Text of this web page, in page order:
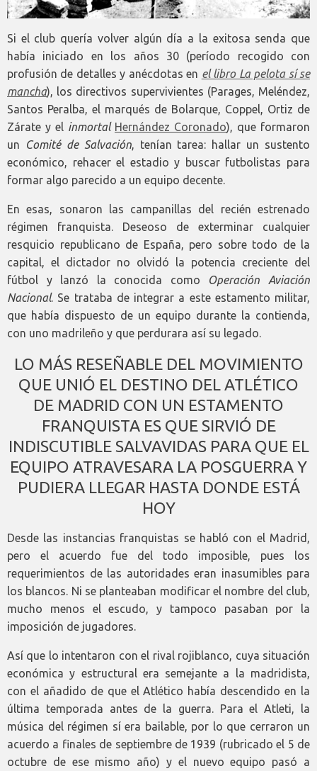
Si el club quería volver algún día a la exitosa senda que
había iniciado en los años 30 (período recogido con
profusión de detalles y anécdotas en el libro La pelota sí se
mancha), los directivos supervivientes (Parages, Meléndez,
Santos Peralba, el marqués de Bolarque, Coppel, Ortiz de
Zárate y el inmortal Hernández Coronado), que formaron
un
Comité de Salvación, tenían tarea: hallar un sustento
económico, rehacer el estadio y buscar futbolistas para
formar algo parecido a un equipo decente.
En esas, sonaron las campanillas del recién estrenado
régimen franquista. Deseoso de exterminar cualquier
resquicio republicano de España, pero sobre todo de la
capital, el dictador no olvidó la potencia creciente del
fútbol y lanzó la conocida como Operación Aviación
Nacional. Se trataba de integrar a este estamento militar,
que había dispuesto de un equipo durante la contienda,
con uno madrileño y que perdurara así su legado.
LO MÁS RESEÑABLE DEL MOVIMIENTO
QUE UNIÓ EL DESTINO DEL ATLÉTICO
DE MADRID CON UN ESTAMENTO
FRANQUISTA ES QUE SIRVIÓ DE
INDISCUTIBLE SALVAVIDAS PARA QUE EL
EQUIPO ATRAVESARA LA POSGUERRA Y
PUDIERA LLEGAR HASTA DONDE ESTÁ
HOY
Desde las instancias franquistas se habló con el Madrid,
pero el acuerdo fue del todo imposible, pues los
requerimientos de las autoridades eran inasumibles para
los blancos. Ni se planteaban modificar el nombre del club,
mucho menos el escudo, y tampoco pasaban por la
imposición de jugadores.
Así que lo intentaron con el rival rojiblanco, cuya situación
económica y estructural era semejante a la madridista,
con el añadido de que el Atlético había descendido en la
última temporada antes de la guerra. Para el Atleti, la
música del régimen sí era bailable, por lo que cerraron un
acuerdo a finales de septiembre de 1939 (rubricado el 5 de
octubre de ese mismo año) y el nuevo equipo pasó a